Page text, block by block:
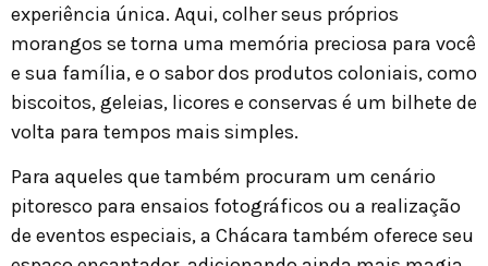
experiência única. Aqui, colher seus próprios
morangos se torna uma memória preciosa para você
e sua família, e o sabor dos produtos coloniais, como
biscoitos, geleias, licores e conservas é um bilhete de
volta para tempos mais simples.
Para aqueles que também procuram um cenário
pitoresco para ensaios fotográficos ou a realização
de eventos especiais, a Chácara também oferece seu